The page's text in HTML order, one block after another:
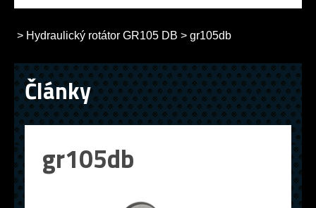
> Hydraulický rotátor GR105 DB > gr105db
Články
gr105db